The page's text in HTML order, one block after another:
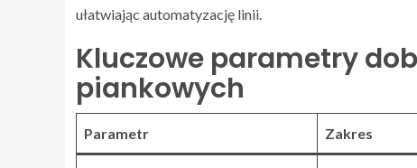
ułatwiając automatyzację linii.
Kluczowe parametry
piankowych
Parametr Zakres